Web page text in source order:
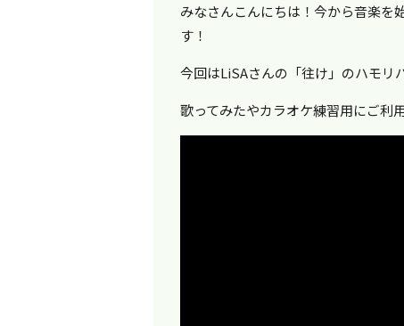
みなさんこんにちは！今から音楽を
す！
今回はLiSAさんの「往け」のハモリ
歌ってみたやカラオケ練習用にご利